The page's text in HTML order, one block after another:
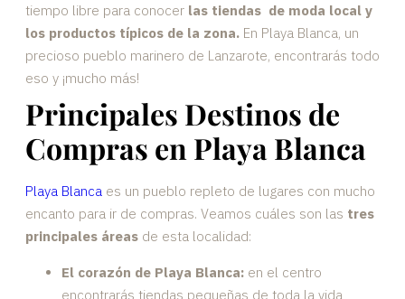
tiempo libre para conocer las tiendas de moda local y
los productos típicos de la zona. En Playa Blanca, un
precioso pueblo marinero de Lanzarote, encontrarás todo
eso y ¡mucho más!
Principales Destinos de
Compras en Playa Blanca
Playa Blanca es un pueblo repleto de lugares con mucho
encanto para ir de compras. Veamos cuáles son las tres
principales áreas de esta localidad:
El corazón de Playa Blanca: en el centro
encontrarás tiendas pequeñas de toda la vida